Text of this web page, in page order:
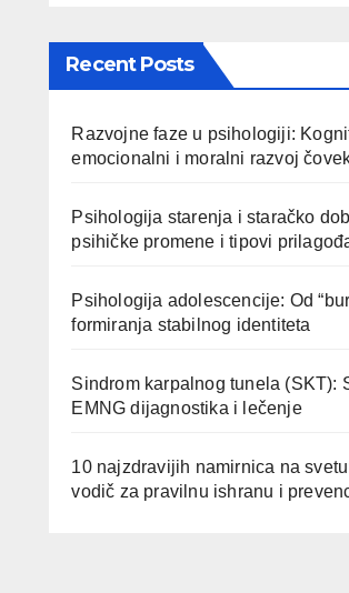
Recent Posts
Razvojne faze u psihologiji:
emocionalni i moralni razvoj
Psihologija starenja i staračko
psihičke promene i tipovi
Psihologija adolescencije: Od
formiranja stabilnog identiteta
Sindrom karpalnog tunela (SKT):
EMNG dijagnostika i lečenje
10 najzdravijih namirnica na
vodič za pravilnu ishranu i